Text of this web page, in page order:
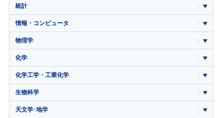
統計
情報・コンピュータ
物理学
化学
化学工学・工業化学
生物科学
天文学･地学